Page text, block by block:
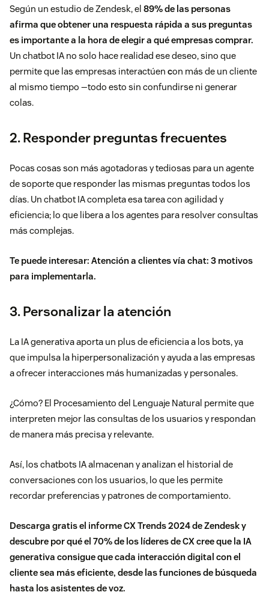
Según un estudio de Zendesk, el 89% de las personas
afirma que obtener una respuesta rápida a sus preguntas
es importante a la hora de elegir a qué empresas comprar.
Un chatbot IA no solo hace realidad ese deseo, sino que
permite que las empresas interactúen con más de un cliente
al mismo tiempo —todo esto sin confundirse ni generar
colas.
2. Responder preguntas frecuentes
Pocas cosas son más agotadoras y tediosas para un agente
de soporte que responder las mismas preguntas todos los
días. Un chatbot IA completa esa tarea con agilidad y
eficiencia; lo que libera a los agentes para resolver consultas
más complejas.
Te puede interesar: Atención a clientes vía chat: 3 motivos
para implementarla.
3. Personalizar la atención
La IA generativaaporta un plus de eficiencia a los bots, ya
que impulsa la hiperpersonalización y ayuda a las empresas
a ofrecer interacciones más humanizadas y personales.
¿Cómo? El Procesamiento del Lenguaje Natural permite que
interpreten mejor las consultas de los usuarios y respondan
de manera más precisa y relevante.
Así, los chatbots IA almacenan y analizan el historial de
conversaciones con los usuarios, lo que les permite
recordar preferencias y patrones de comportamiento.
Descarga gratis el informe CX Trends 2024 de Zendesk y
descubre por qué el 70% de los líderes de CX cree que la IA
generativa consigue que cada interacción digital con el
cliente sea más eficiente, desde las funciones de búsqueda
hasta los asistentes de voz.